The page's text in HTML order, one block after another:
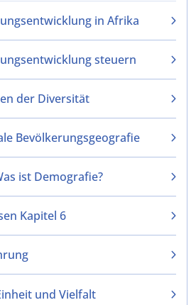
in Afrika
steuern
der Diversität
Bevölkerungsgeografie
ist Demografie?
Kapitel 6
und Vielfalt